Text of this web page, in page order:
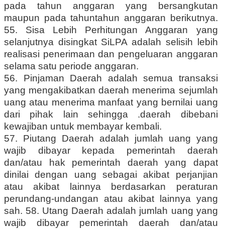
pada tahun anggaran yang bersangkutan
maupun pada tahuntahun anggaran berikutnya.
55. Sisa Lebih Perhitungan Anggaran yang
selanjutnya disingkat SiLPA adalah selisih lebih
realisasi penerimaan dan pengeluaran anggaran
selama satu periode anggaran.
56. Pinjaman Daerah adalah semua transaksi
yang mengakibatkan daerah menerima sejumlah
uang atau menerima manfaat yang bernilai uang
dari pihak lain sehingga .daerah dibebani
kewajiban untuk membayar kembali.
57. Piutang Daerah adalah jumlah uang yang
wajib dibayar kepada pemerintah daerah
dan/atau hak pemerintah daerah yang dapat
dinilai dengan uang sebagai akibat perjanjian
atau akibat lainnya berdasarkan peraturan
perundang-undangan atau akibat lainnya yang
sah. 58. Utang Daerah adalah jumlah uang yang
wajib dibayar pemerintah daerah dan/atau